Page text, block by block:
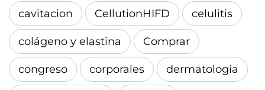
cavitacion CellutionHIFD celulitis
colágeno y elastina Comprar
congreso corporales dermatologia